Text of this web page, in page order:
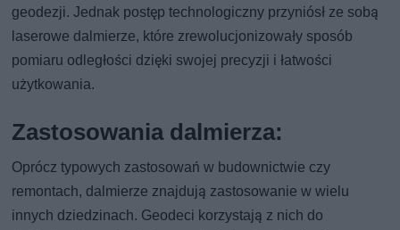
geodezji. Jednak postęp technologiczny przyniósł ze sobą
laserowe dalmierze, które zrewolucjonizowały sposób
pomiaru odległości dzięki swojej precyzji i łatwości
użytkowania.
Zastosowania dalmierza:
Oprócz typowych zastosowań w budownictwie czy
remontach, dalmierze znajdują zastosowanie w wielu
innych dziedzinach. Geodeci korzystają z nich do